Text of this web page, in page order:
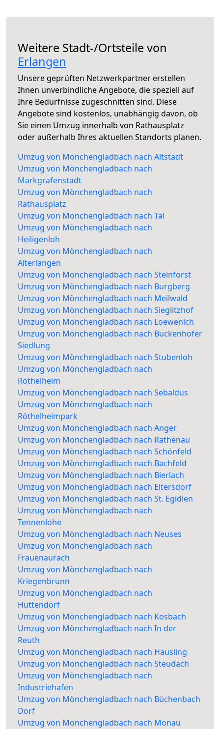
Weitere Stadt-/Ortsteile von
Erlangen
Unsere geprüften Netzwerkpartner erstellen
Ihnen unverbindliche Angebote, die speziell auf
Ihre Bedürfnisse zugeschnitten sind. Diese
Angebote sind kostenlos, unabhängig davon, ob
Sie einen Umzug innerhalb von Rathausplatz
oder außerhalb Ihres aktuellen Standorts planen.
Umzug von Mönchengladbach nach Altstadt
Umzug von Mönchengladbach nach
Markgrafenstadt
Umzug von Mönchengladbach nach
Rathausplatz
Umzug von Mönchengladbach nach Tal
Umzug von Mönchengladbach nach
Heiligenloh
Umzug von Mönchengladbach nach
Alterlangen
Umzug von Mönchengladbach nach Steinforst
Umzug von Mönchengladbach nach Burgberg
Umzug von Mönchengladbach nach Meilwald
Umzug von Mönchengladbach nach Sieglitzhof
Umzug von Mönchengladbach nach Loewenich
Umzug von Mönchengladbach nach Buckenhofer
Siedlung
Umzug von Mönchengladbach nach Stubenloh
Umzug von Mönchengladbach nach
Röthelheim
Umzug von Mönchengladbach nach Sebaldus
Umzug von Mönchengladbach nach
Röthelheimpark
Umzug von Mönchengladbach nach Anger
Umzug von Mönchengladbach nach Rathenau
Umzug von Mönchengladbach nach Schönfeld
Umzug von Mönchengladbach nach Bachfeld
Umzug von Mönchengladbach nach Bierlach
Umzug von Mönchengladbach nach Eltersdorf
Umzug von Mönchengladbach nach St. Egidien
Umzug von Mönchengladbach nach
Tennenlohe
Umzug von Mönchengladbach nach Neuses
Umzug von Mönchengladbach nach
Frauenaurach
Umzug von Mönchengladbach nach
Kriegenbrunn
Umzug von Mönchengladbach nach
Hüttendorf
Umzug von Mönchengladbach nach Kosbach
Umzug von Mönchengladbach nach In der
Reuth
Umzug von Mönchengladbach nach Häusling
Umzug von Mönchengladbach nach Steudach
Umzug von Mönchengladbach nach
Industriehafen
Umzug von Mönchengladbach nach Büchenbach
Dorf
Umzug von Mönchengladbach nach Mönau